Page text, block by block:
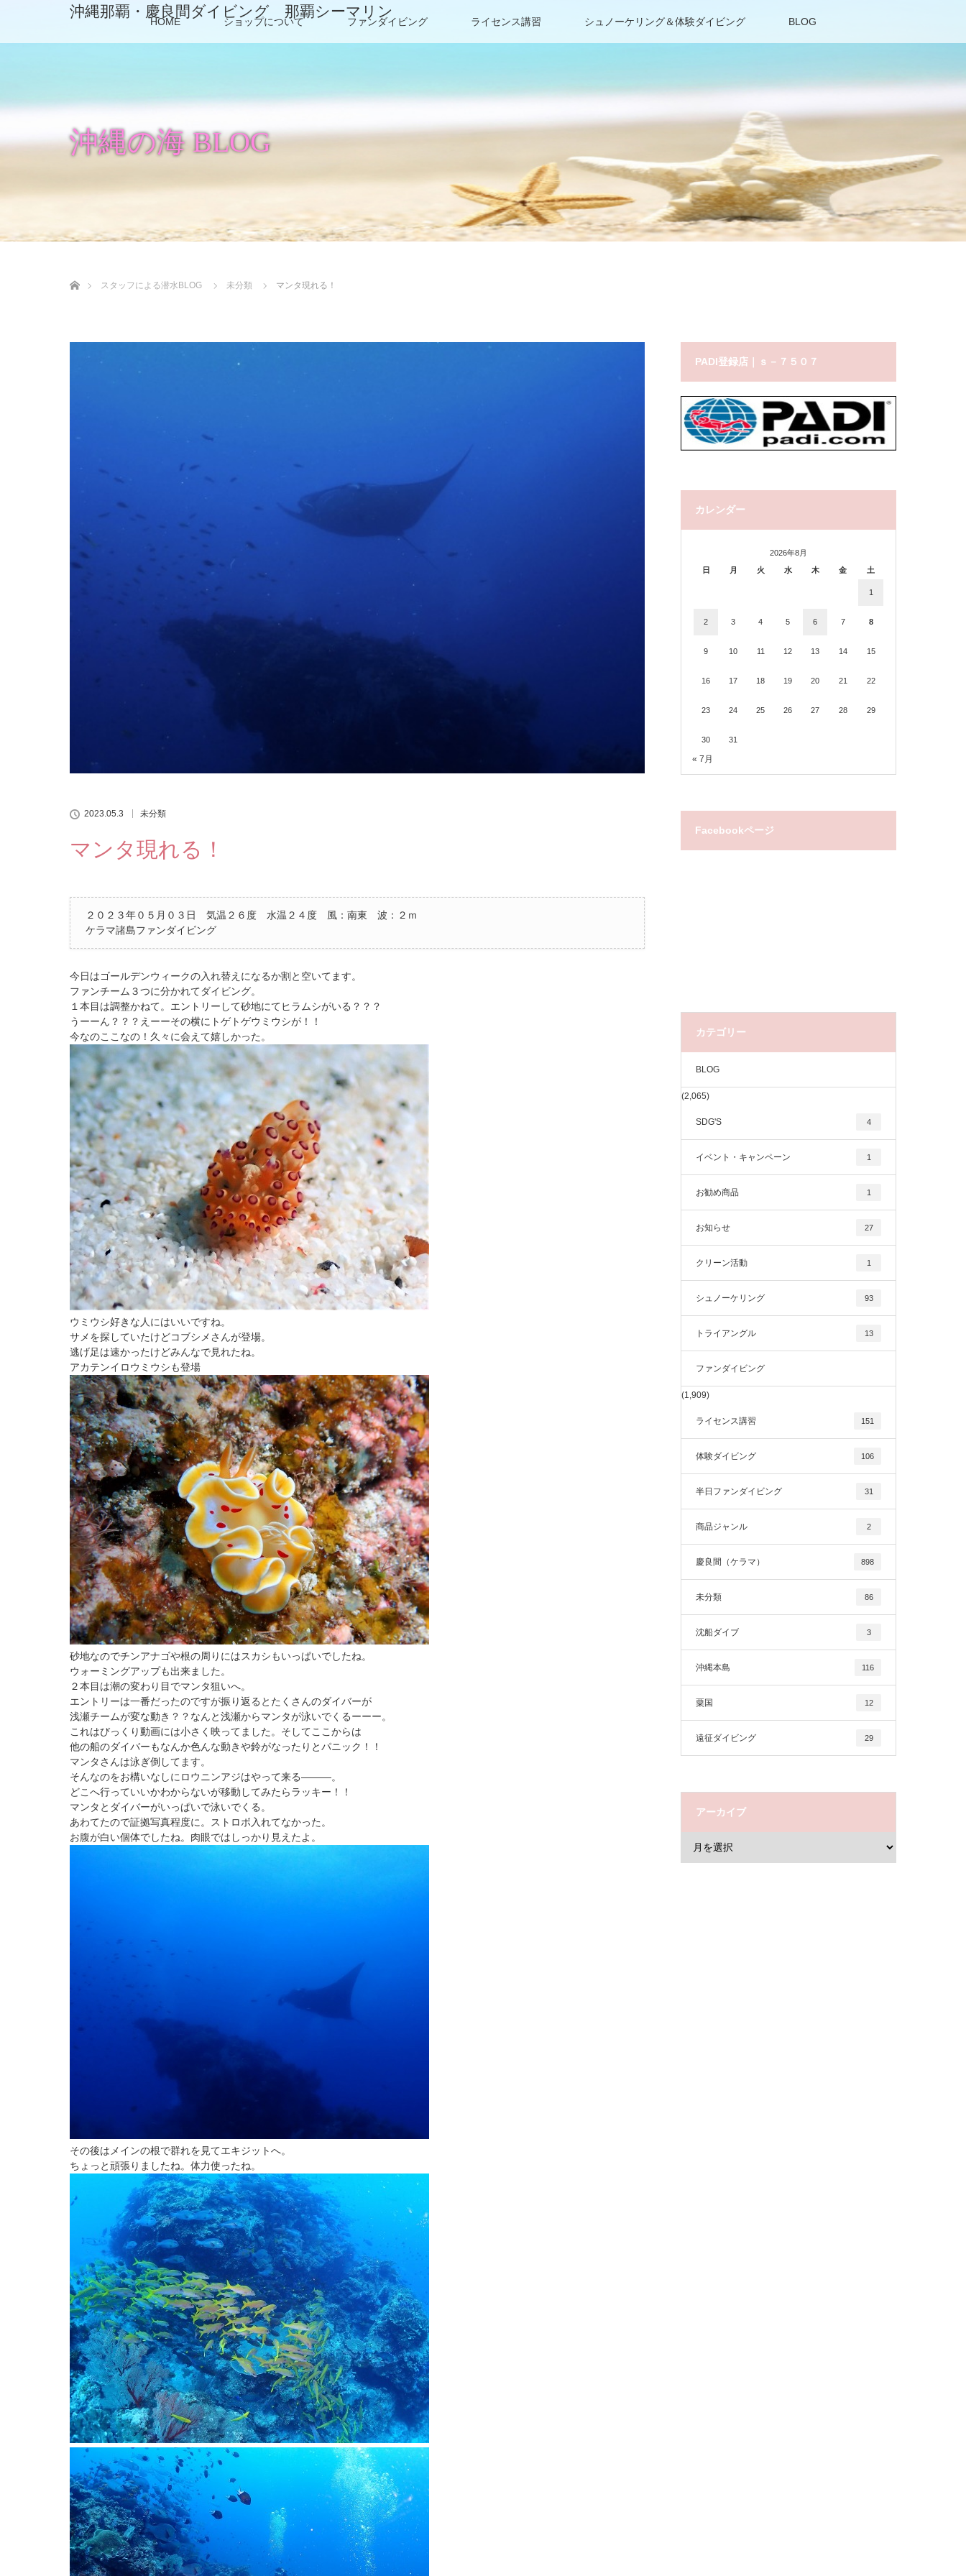
沖縄那覇・慶良間ダイビング 那覇シーマリン
HOME ショップについて ファンダイビング ライセンス講習 シュノーケリング＆体験ダイビング BLOG
沖縄の海 BLOG
スタッフによる潜水BLOG
未分類 マンタ現れる！
2023.05.3 未分類
マンタ現れる！
２０２３年０５月０３日 気温２６度 水温２４度 風：南東 波：２ｍ
ケラマ諸島ファンダイビング
今日はゴールデンウィークの入れ替えになるか割と空いてます。
ファンチーム３つに分かれてダイビング。
１本目は調整かねて。エントリーして砂地にてヒラムシがいる？？？
うーーん？？？えーーその横にトゲトゲウミウシが！！
今なのここなの！久々に会えて嬉しかった。
ウミウシ好きな人にはいいですね。
サメを探していたけどコブシメさんが登場。
逃げ足は速かったけどみんなで見れたね。
アカテンイロウミウシも登場
砂地なのでチンアナゴや根の周りにはスカシもいっぱいでしたね。
ウォーミングアップも出来ました。
２本目は潮の変わり目でマンタ狙いへ。
エントリーは一番だったのですが振り返るとたくさんのダイバーが
浅瀬チームが変な動き？？なんと浅瀬からマンタが泳いでくるーーー。
これはびっくり動画には小さく映ってました。そしてここからは
他の船のダイバーもなんか色んな動きや鈴がなったりとパニック！！
マンタさんは泳ぎ倒してます。
そんなのをお構いなしにロウニンアジはやって来る―――。
どこへ行っていいかわからないが移動してみたらラッキー！！
マンタとダイバーがいっぱいで泳いでくる。
あわてたので証拠写真程度に。ストロボ入れてなかった。
お腹が白い個体でしたね。肉眼ではしっかり見えたよ。
その後はメインの根で群れを見てエキジットへ。
ちょっと頑張りましたね。体力使ったね。
PADI登録店｜ｓ－７５０７
カレンダー
2026年8月
日
月 火 水 木 金 土
1
2 3 4 5 6 7 8
9 10 11 12 13 14 15
16 17 18 19 20 21 22
23 24 25 26 27 28 29
30 31
« 7月
Facebookページ
カテゴリー
BLOG
(2,065)
SDG'S 4
イベント・キャンペーン 1
お勧め商品 1
お知らせ 27
クリーン活動 1
シュノーケリング 93
トライアングル 13
ファンダイビング
(1,909)
ライセンス講習 151
体験ダイビング 106
半日ファンダイビング 31
商品ジャンル 2
慶良間（ケラマ） 898
未分類 86
沈船ダイブ 3
沖縄本島 116
粟国 12
遠征ダイビング 29
アーカイブ